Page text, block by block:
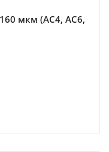
мкм (АС4, АС6,